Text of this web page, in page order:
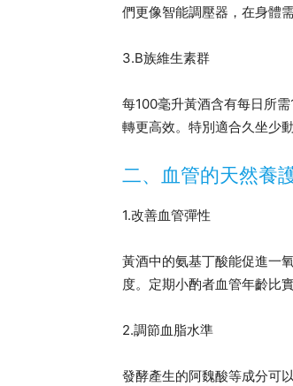
們更像智能調壓器，在身體
3.B族維生素群
每100毫升黃酒含有每日所
轉更高效。特別適合久坐少動
二、血管的天然養
1.改善血管彈性
黃酒中的氨基丁酸能促進一
度。定期小酌者血管年齡比
2.調節血脂水準
發酵產生的阿魏酸等成分可